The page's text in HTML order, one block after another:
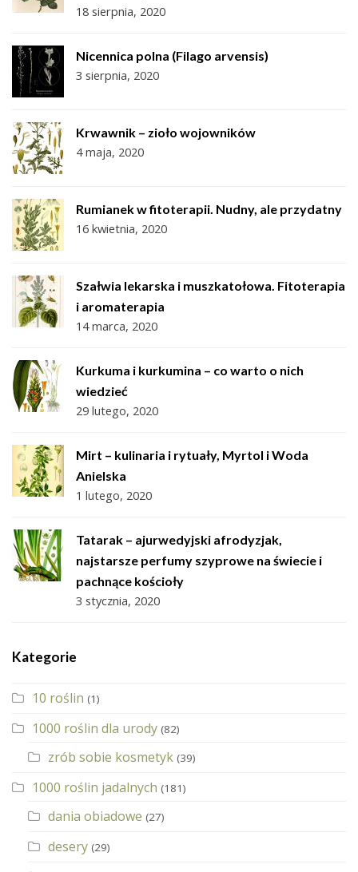
18 sierpnia, 2020
Nicennica polna (Filago arvensis)
3 sierpnia, 2020
Krwawnik – zioło wojowników
4 maja, 2020
Rumianek w fitoterapii. Nudny, ale przydatny
16 kwietnia, 2020
Szałwia lekarska i muszkatołowa. Fitoterapia
i aromaterapia
14 marca, 2020
Kurkuma i kurkumina – co warto o nich
wiedzieć
29 lutego, 2020
Mirt – kulinaria i rytuały, Myrtol i Woda
Anielska
1 lutego, 2020
Tatarak – ajurwedyjski afrodyzjak,
najstarsze perfumy szyprowe na świecie i
pachnące kościoły
3 stycznia, 2020
Kategorie
10 roślin (1)
1000 roślin dla urody (82)
zrób sobie kosmetyk (39)
1000 roślin jadalnych (181)
dania obiadowe (27)
desery (29)